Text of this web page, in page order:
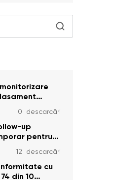
cu
r.
2026
0 descarcări
up
pentru
12 descarcări
cu
din 10